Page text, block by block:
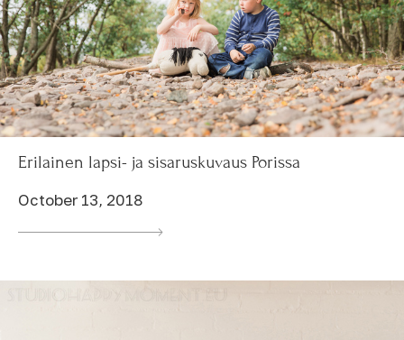
Erilainen lapsi- ja sisaruskuvaus Porissa
October 13, 2018